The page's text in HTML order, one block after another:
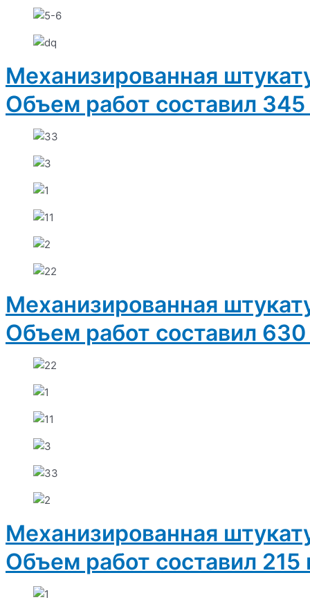
Механизированная
Объем работ составил
Механизированная
Объем работ составил
Механизированная
Объем работ составил 215